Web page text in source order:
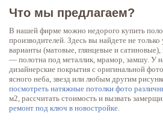
Что мы предлагаем?
В нашей фирме можно недорого купить
производителей. Здесь вы найдете не
варианты (матовые, глянцевые и
— полотна под металлик, мрамор, замшу. У
дизайнерские покрытия с оригинальной
ясного неба, звезд или любым другим
посмотреть натяжные потолки фото
м2, рассчитать стоимость и вызвать
ремонт под ключ в новостройке.